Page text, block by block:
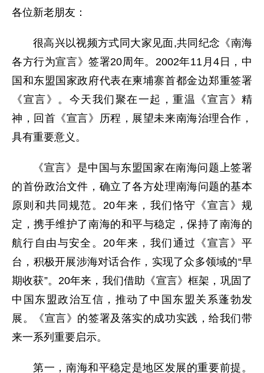
各位新老朋友：
很高兴以视频方式同大家见面,共同纪念《南海
各方行为宣言》签署20周年。2002年11月4日，中
国和东盟国家政府代表在柬埔寨首都金边郑重签署
《宣言》。今天我们聚在一起，重温《宣言》精
神，回首《宣言》历程，展望未来南海治理合作，
具有重要意义。
《宣言》是中国与东盟国家在南海问题上签署
的首份政治文件，确立了各方处理南海问题的基本
原则和共同规范。20年来，我们恪守《宣言》规
定，携手维护了南海的和平与稳定，保持了南海的
航行自由与安全。20年来，我们通过《宣言》平
台，积极开展涉海对话合作，实现了众多领域的“早
期收获”。20年来，我们借助《宣言》框架，巩固了
中国东盟政治互信，推动了中国东盟关系蓬勃发
展。《宣言》的签署及落实的成功实践，给我们带
来一系列重要启示。
第一，南海和平稳定是地区发展的重要前提。